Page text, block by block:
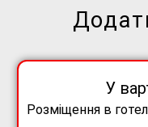
Орієнтовне
У
Розміщення в